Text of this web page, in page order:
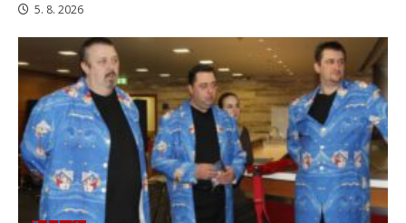
5. 8. 2026